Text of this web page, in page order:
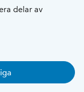
delar av